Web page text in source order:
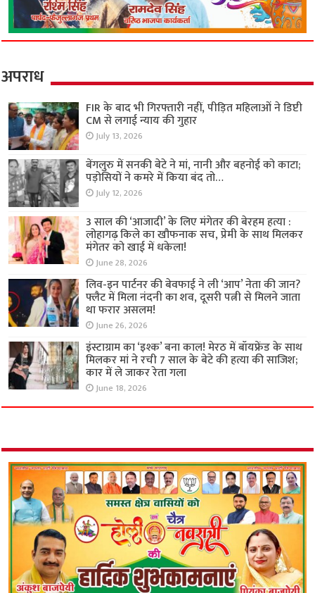
अपराध
FIR के बाद भी गिरफ्तारी नहीं, पीड़ित महिलाओं ने डिप्टी
CM से लगाई न्याय की गुहार
July 13, 2026
बेंगलुरु में सनकी बेटे ने मां, नानी और बहनोई को काटा;
पड़ोसियों ने कमरे में किया बंद तो…
July 12, 2026
3 साल की ‘आजादी’ के लिए मंगेतर की बेरहम हत्या :
लोहागढ़ किले का खौफनाक सच, प्रेमी के साथ मिलकर
मंगेतर को खाई में धकेला!
June 28, 2026
लिव-इन पार्टनर की बेवफाई ने ली ‘आप’ नेता की जान?
फ्लैट में मिला नंदनी का शव, दूसरी पत्नी से मिलने जाता
था फरार असलम!
June 26, 2026
इंस्टाग्राम का ‘इश्क’ बना काल! मेरठ में बॉयफ्रेंड के साथ
मिलकर मां ने रची 7 साल के बेटे की हत्या की साजिश;
कार में ले जाकर रेता गला
June 18, 2026